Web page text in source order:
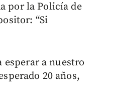
por la Policía de
“Si
esperar a nuestro
20 años,